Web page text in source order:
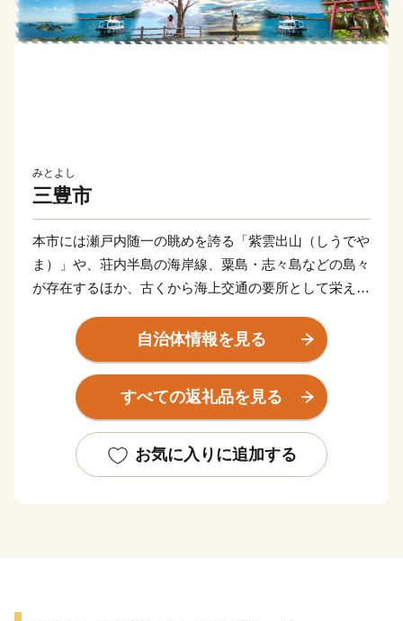
みとよし
三豊市
本市には瀬戸内随一の眺めを誇る「紫雲出山（しうでや
ま）」や、荘内半島の海岸線、粟島・志々島などの島々
が存在するほか、古くから海上交通の要所として栄え、
院があります。
また道の駅や温泉などの交流施設や海・里・山の幸を活
かしたマルシェも盛んに行われています。
近年ではSNSをきっかけに多くの人が訪れるようになっ
ら地元の皆さんの手によって守られてきました。
７つの町が合併し誕生した三豊市では様々な文化、歴史
自治体情報を見る
すべての返礼品を見る
お気に入りに追加する